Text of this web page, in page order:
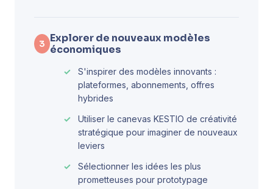
3 Explorer de nouveaux modèles
économiques
S'inspirer des modèles innovants :
plateformes, abonnements, offres
hybrides
Utiliser le canevas KESTIO de créativité
stratégique pour imaginer de nouveaux
leviers
Sélectionner les idées les plus
prometteuses pour prototypage